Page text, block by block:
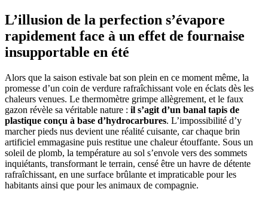
L’illusion de la perfection s’évapore
rapidement face à un effet de fournaise
insupportable en été
Alors que la saison estivale bat son plein en ce moment même, la
promesse d’un coin de verdure rafraîchissant vole en éclats dès les
chaleurs venues. Le thermomètre grimpe allègrement, et le faux
gazon révèle sa véritable nature : il s’agit d’un banal tapis de
plastique conçu à base d’hydrocarbures. L’impossibilité d’y
marcher pieds nus devient une réalité cuisante, car chaque brin
artificiel emmagasine puis restitue une chaleur étouffante. Sous un
soleil de plomb, la température au sol s’envole vers des sommets
inquiétants, transformant le terrain, censé être un havre de détente
rafraîchissant, en une surface brûlante et impraticable pour les
habitants ainsi que pour les animaux de compagnie.